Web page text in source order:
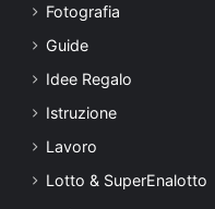
Fotografia
Guide
Idee Regalo
Istruzione
Lavoro
Lotto & SuperEnalotto